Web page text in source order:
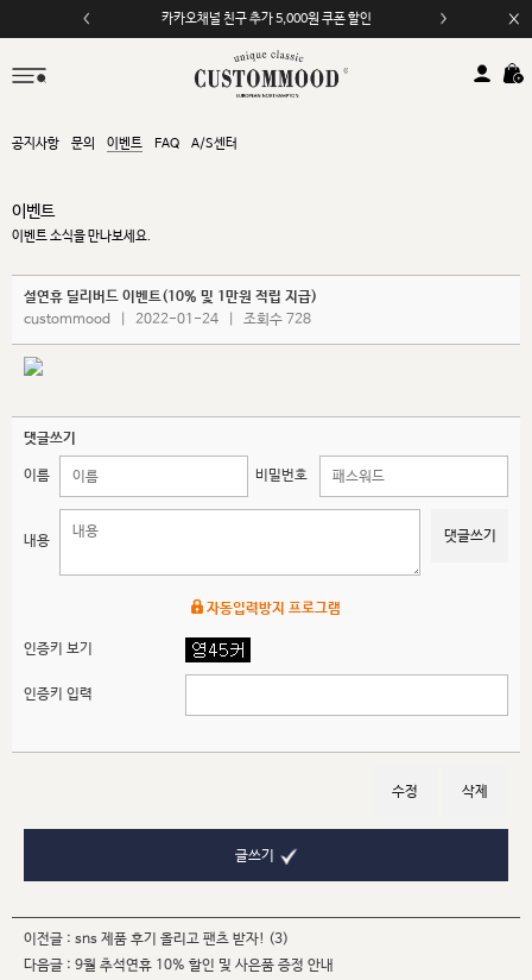
카카오채널 친구 추가 5,000원 쿠폰 할인
공지사항 문의 이벤트 FAQ A/S센터
이벤트
이벤트 소식을 만나보세요.
설연휴 딜리버드 이벤트(10% 및 1만원 적립 지급)
custommood
2022-01-24 조회수 728
댓글쓰기
이름 비밀번호
내용 댓글쓰기
자동입력방지 프로그램
인증키 보기
인증키 입력
수정 삭제
글쓰기
이전글 : sns 제품 후기 올리고 팬츠 받자! (3)
다음글 : 9월 추석연휴 10% 할인 및 사은품 증정 안내